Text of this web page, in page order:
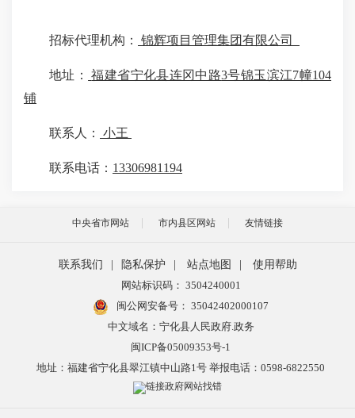
招标代理机构： 锦辉项目管理集团有限公司
地址： 福建省宁化县连冈中路3号锦玉滨江7幢104
铺
联系人： 小王
联系电话： 13306981194
中央省市网站 市内县区网站 友情链接
联系我们 隐私保护 站点地图
使用帮助
网站标识码： 3504240001
闽公网安备号： 35042402000107
中文域名：宁化县人民政府.政务
闽ICP备05009353号-1
地址：福建省宁化县翠江镇中山路1号 举报电话：0598-6822550